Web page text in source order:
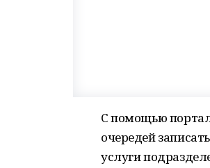
С помощью
очередей
услуги